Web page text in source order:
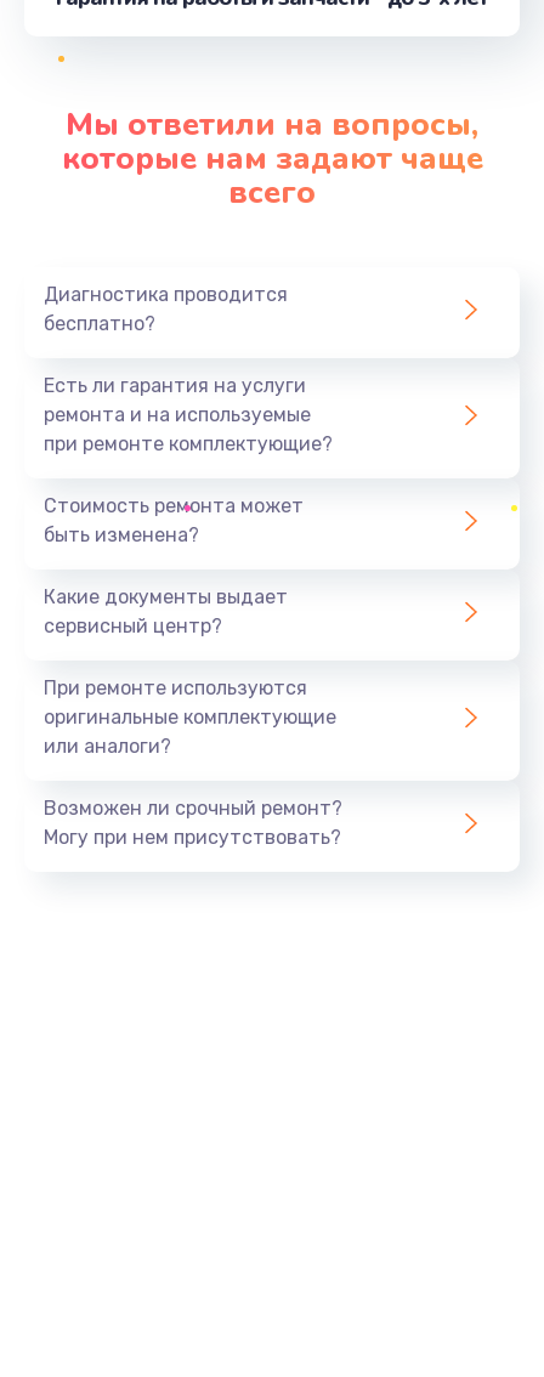
от 480 руб.
Очистка кофемашины от накипи
от 400 руб.
Заказать
от 400 руб.
от 330 руб.
Замена трубок кофемашины
Заказать
Ремонт блока управления
от 530 руб.
Мы ответили на вопросы,
которые нам задают чаще
всего
Диагностика проводится
бесплатно?
Есть ли гарантия на услуги
ремонта и на используемые
при ремонте комплектующие?
Стоимость ремонта может
быть изменена?
Какие документы выдает
сервисный центр?
При ремонте используются
оригинальные комплектующие
или аналоги?
Возможен ли срочный ремонт?
Могу при нем присутствовать?